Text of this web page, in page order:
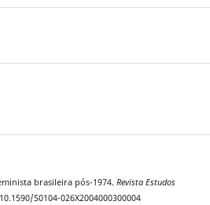
brasileira pós-1974. Revista Estudos
S0104-026X2004000300004